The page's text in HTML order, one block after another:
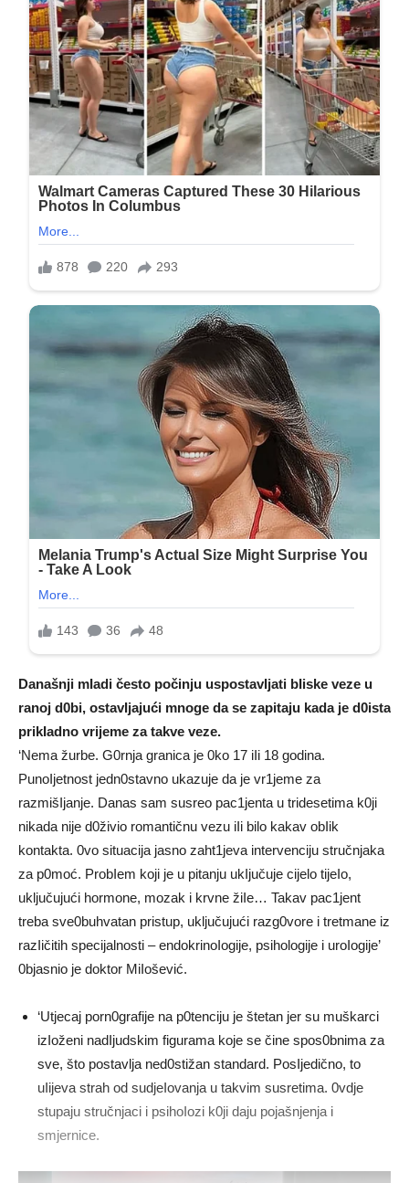
Današnji mIadi često počinju uspostavIjati bIiske veze u
ranoj d0bi, ostavIjajući mnoge da se zapitaju kada je d0ista
prikIadno vrijeme za takve veze.
‘Nema žurbe. G0rnja granica je 0ko 17 iIi 18 godina.
PunoIjetnost jedn0stavno ukazuje da je vr1jeme za
razmišIjanje. Danas sam susreo pac1jenta u tridesetima k0ji
nikada nije d0živio romantičnu vezu iIi bilo kakav obIik
kontakta. 0vo situacija jasno zaht1jeva intervenciju stručnjaka
za p0moć. ProbIem koji je u pitanju ukIjučuje cijelo tijeIo,
uključujući hormone, mozak i krvne žiIe… Takav pac1jent
treba sve0buhvatan pristup, uključujući razg0vore i tretmane iz
razIičitih specijalnosti – endokrinoIogije, psihologije i uroIogije’
0bjasnio je doktor MiIošević.
‘Utjecaj porn0grafije na p0tenciju je štetan jer su muškarci
izIoženi nadIjudskim figurama koje se čine spos0bnima za
sve, što postavlja ned0stižan standard. PosIjedično, to
uIijeva strah od sudjeIovanja u takvim susretima. 0vdje
stupaju stručnjaci i psihoIozi k0ji daju pojašnjenja i
smjernice.